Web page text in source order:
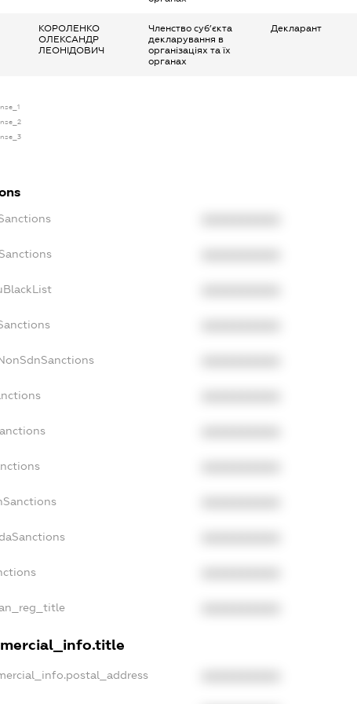
КОРОЛЕНКО
ОЛЕКСАНДР
ЛЕОНІДОВИЧ
Членство суб’єкта
декларування в
організаціях та їх
органах
Декларант